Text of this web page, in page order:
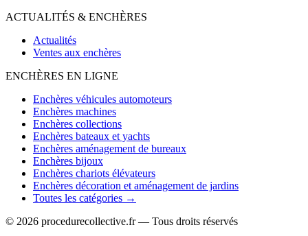
ACTUALITÉS & ENCHÈRES
Actualités
Ventes aux enchères
ENCHÈRES EN LIGNE
Enchères véhicules automoteurs
Enchères machines
Enchères collections
Enchères bateaux et yachts
Enchères aménagement de bureaux
Enchères bijoux
Enchères chariots élévateurs
Enchères décoration et aménagement de jardins
Toutes les catégories →
© 2026 procedurecollective.fr — Tous droits réservés